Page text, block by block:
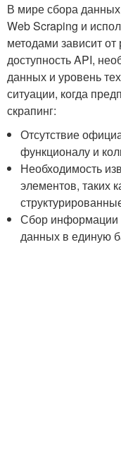
В мире сбора
Web Scraping и
методами зависит
доступность‍ API,
данных и⁣ уровень
ситуации, когда
скрапинг:
Отсутствие
функционалу и
Необходимость
элементов, таких⁣
Сбор информации
данных в ‍единую